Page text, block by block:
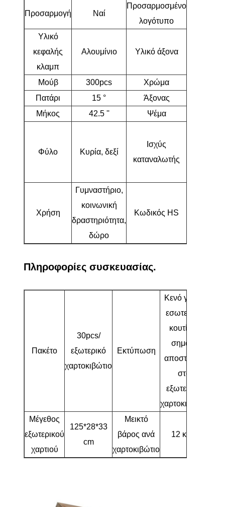
Προσαρμογή Ναί
Προσαρμοσμένο
λογότυπο
Υλικό
κεφαλής
κλαμπ
Αλουμίνιο Υλικό άξονα
Μούβ 300pcs Χρώμα
Πατάρι
15 ° Άξονας
Μήκος
42.5 '' Ψέμα
Φύλο Κυρία, δεξί
Ισχύς
καταναλωτής
Χρήση
Γυμναστήριο,
κοινωνική
δραστηριότητα,
δώρο
Κωδικός HS
Πληροφορίες συσκευασίας.
Πακέτο
30pcs/
εξωτερικό
χαρτοκιβώτιο
Εκτύπωση
Κενό για το
εσωτερικό
κουτί, το
σημάδι
αποστολής
στο
εξωτερικό
χαρτοκιβώτιο
Μέγεθος
εξωτερικού
χαρτιού
125*28*33
cm
Μεικτό
βάρος ανά
χαρτοκιβώτιο
12 κιλά